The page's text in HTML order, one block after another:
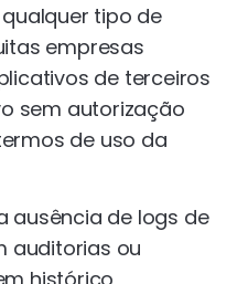
tipo de
empresas
de terceiros
sem autorização
de uso da
ausência de logs de
auditorias ou